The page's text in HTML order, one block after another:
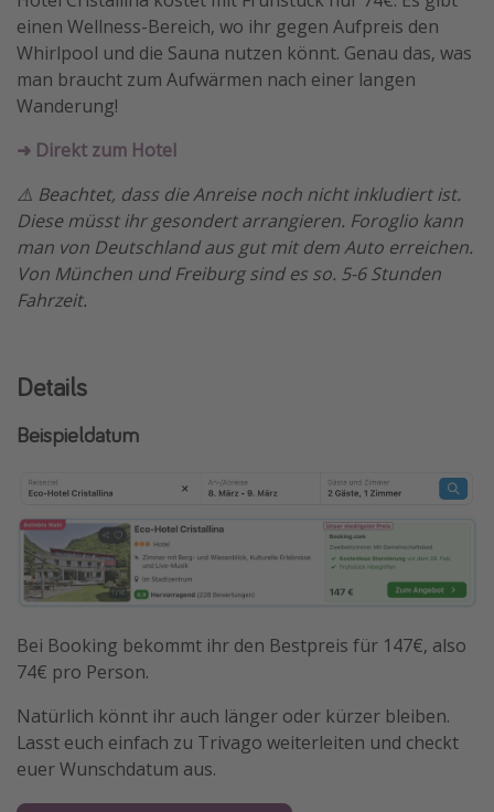
einen Wellness-Bereich, wo ihr gegen Aufpreis den
Whirlpool und die Sauna nutzen könnt. Genau das, was
man braucht zum Aufwärmen nach einer langen
Wanderung!
➜ Direkt zum Hotel
⚠️ Beachtet, dass die Anreise noch nicht inkludiert ist.
Diese müsst ihr gesondert arrangieren. Foroglio kann
man von Deutschland aus gut mit dem Auto erreichen.
Von München und Freiburg sind es so. 5-6 Stunden
Fahrzeit.
Details
Beispieldatum
Bei Booking bekommt ihr den Bestpreis für 147€, also
74€ pro Person.
Natürlich könnt ihr auch länger oder kürzer bleiben.
Lasst euch einfach zu Trivago weiterleiten und checkt
euer Wunschdatum aus.